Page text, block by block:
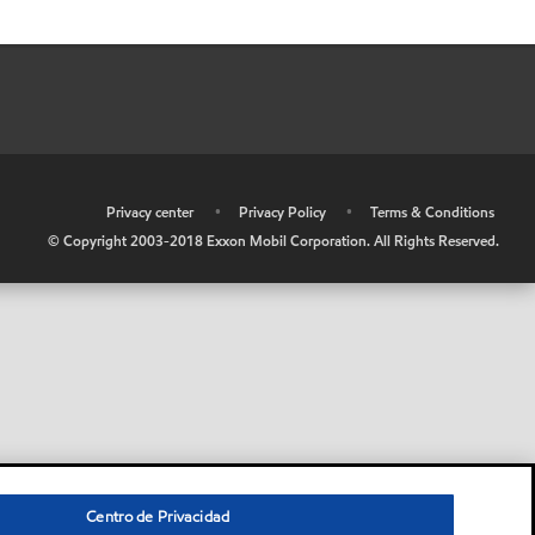
Privacy center • Privacy Policy •
Terms & Conditions
© Copyright 2003-2018 Exxon Mobil Corporation. All Rights Reserved.
Centro de Privacidad